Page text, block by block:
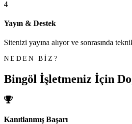
4
Yayın & Destek
Sitenizi yayına alıyor ve sonrasında
NEDEN BİZ?
Bingöl İşletmeniz İçin
Kanıtlanmış Başarı